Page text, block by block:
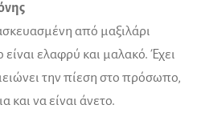
από μαξιλάρι
είναι ελαφρύ και μαλακό. Έχει
την πίεση στο πρόσωπο,
και να είναι άνετο.